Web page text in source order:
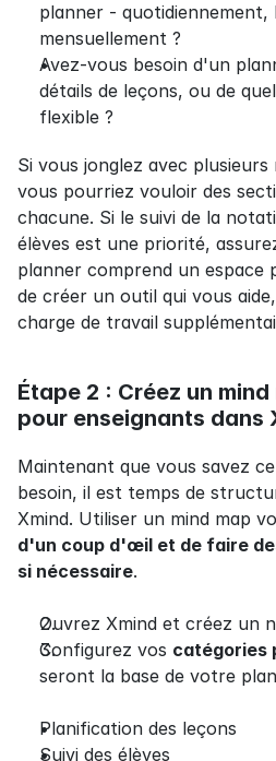
planner - quotidiennement,
mensuellement ?
Avez-vous besoin d'un
détails de leçons, ou de
flexible ?
Si vous jonglez avec plusieurs
vous pourriez vouloir des
chacune. Si le suivi de la
élèves est une priorité,
planner comprend un espace
de créer un outil qui vous
charge de travail
Étape 2 : Créez un
pour enseignants dans
Maintenant que vous savez
besoin, il est temps de
Xmind. Utiliser un mind map
d'un coup d'œil et de faire
si nécessaire.
Ouvrez Xmind et créez un
Configurez vos catégories
seront la base de votre
Planification des leçons
Suivi des élèves